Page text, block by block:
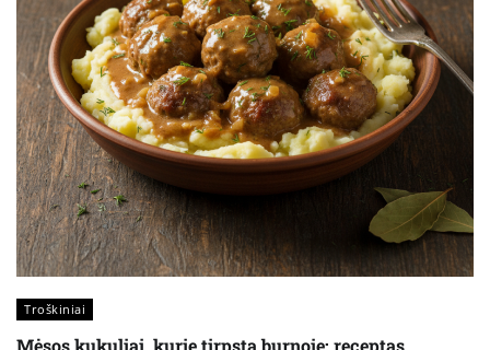
Troškiniai
Mėsos kukuliai, kurie tirpsta burnoje: receptas